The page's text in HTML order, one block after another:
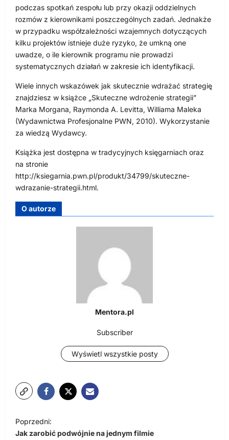
podczas spotkań zespołu lub przy okazji oddzielnych
rozmów z kierownikami poszczególnych zadań. Jednakże
w przypadku współzależności wzajemnych dotyczących
kilku projektów istnieje duże ryzyko, że umkną one
uwadze, o ile kierownik programu nie prowadzi
systematycznych działań w zakresie ich identyfikacji.
Wiele innych wskazówek jak skutecznie wdrażać strategię
znajdziesz w książce „Skuteczne wdrożenie strategii”
Marka Morgana, Raymonda A. Levitta, Williama Maleka
(Wydawnictwa Profesjonalne PWN, 2010). Wykorzystanie
za wiedzą Wydawcy.
Książka jest dostępna w tradycyjnych księgarniach oraz
na stronie
http://ksiegarnia.pwn.pl/produkt/34799/skuteczne-
wdrazanie-strategii.html.
O autorze
Mentora.pl
Subscriber
Wyświetl wszystkie posty
N
a
Poprzedni:
Jak zarobić podwójnie na jednym filmie